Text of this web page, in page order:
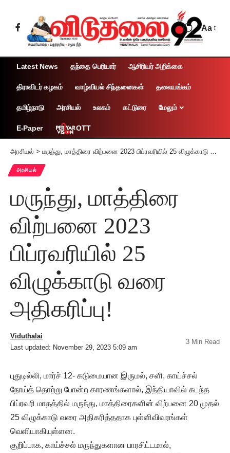
Aa
Latest News தந்தை பெரியார் ஆசிரியர் அறிக்கை
திராவிடர் கழகம் வாழ்வியல் சிந்தனைகள் தலையங்கம்
தமிழ்நாடு அரசியல் உலகம் கட்டுரை மேலும்
E-Paper OTT
அரசியல் > மருந்து, மாத்திரை விற்பனை 2023 பிப்ரவரியில் 25 விழுக்காடு வரை அதிகரிப்பு!
அரசியல்
மருந்து, மாத்திரை
விற்பனை 2023
பிப்ரவரியில் 25
விழுக்காடு வரை
அதிகரிப்பு!
Last updated: November 29, 2023 5:09 am
Viduthalai
3 Min Read
புதுடில்லி, மார்ச் 12- கடுமையான இருமல், சளி, காய்ச்சல்
நோய்த் தொற்று போன்ற காரணங்களால், இந்தியாவில் கடந்த
பிப்ரவரி மாதத்தில் மருந்து, மாத்திரைகளின் விற்பனை 20 முதல்
25 விழுக்காடு வரை அதிகரித்ததாக புள்ளிவிவரங்கள்
வெளியாகியுள்ளன.
குறிப்பாக, காய்ச்சல் மருந்துகளான பாரசிட்டமால்,